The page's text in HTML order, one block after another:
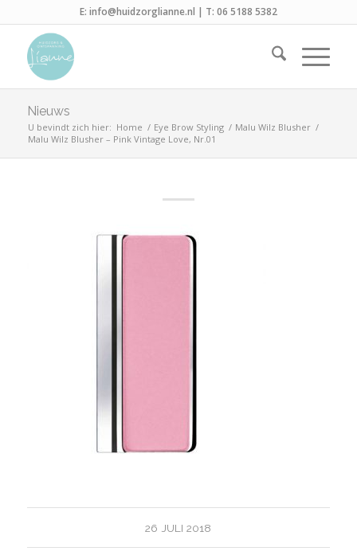
E: info@huidzorglianne.nl | T: 06 5188 5382
Nieuws
U bevindt zich hier: Home / Eye Brow Styling / Malu Wilz Blusher /
Malu Wilz Blusher – Pink Vintage Love, Nr.01
26 JULI 2018